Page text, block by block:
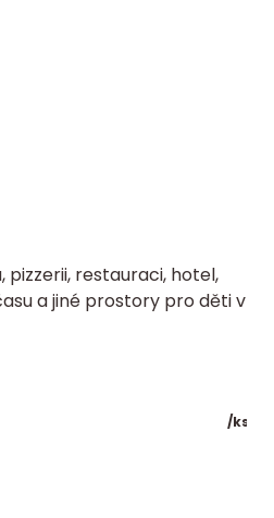
/ks
pizzerii, restauraci, hotel,
a jiné prostory pro děti v